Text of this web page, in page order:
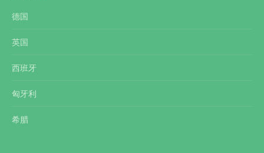
德国
英国
西班牙
匈牙利
希腊